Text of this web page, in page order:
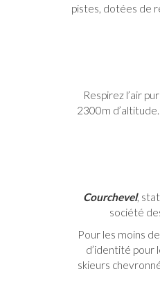
pistes, dotées de
Respirez l’air
2300m
Courchevel,
société
Pour les moins
d’identité pour
skieurs